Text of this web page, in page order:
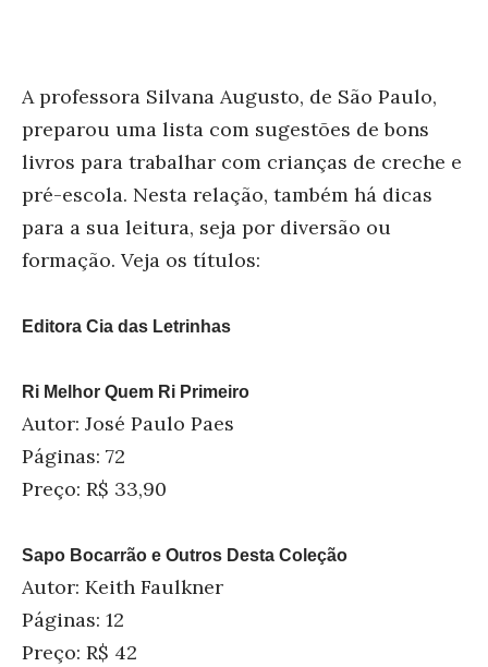
A professora Silvana Augusto, de São Paulo,
preparou uma lista com sugestões de bons
livros para trabalhar com crianças de creche e
pré-escola. Nesta relação, também há dicas
para a sua leitura, seja por diversão ou
formação. Veja os títulos:
Editora Cia das Letrinhas
Ri Melhor Quem Ri Primeiro
Autor: José Paulo Paes
Páginas: 72
Preço: R$ 33,90
Sapo Bocarrão e Outros Desta Coleção
Autor: Keith Faulkner
Páginas: 12
Preço: R$ 42